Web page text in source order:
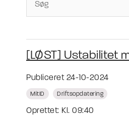
[LØST] Ustabilitet
Publiceret 24-10-2024
MitID Driftsopdatering
Oprettet: Kl. 09:40